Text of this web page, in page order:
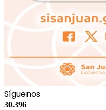
Síguenos
30.396